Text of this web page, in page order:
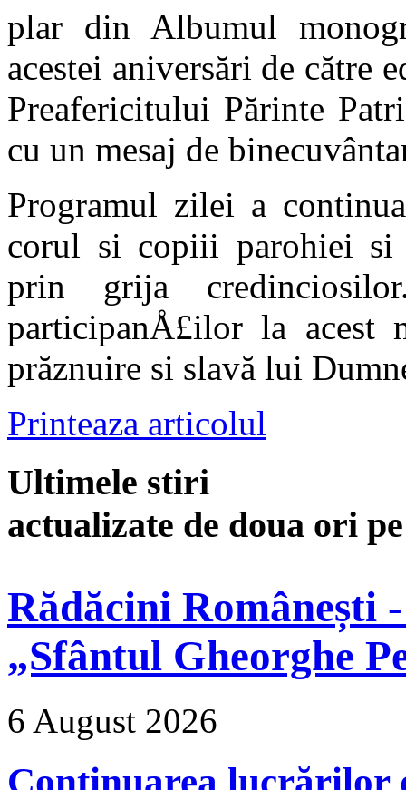
plar din Albumul
acestei aniversări de către
Preafericitului Părinte
cu un mesaj de
Programul zilei a
corul si copiii parohiei si
prin grija
participanÅ£ilor la acest
prăznuire si slavă lui
Printeaza articolul
Ultimele stiri
actualizate de doua ori
Rădăcini Românești
„Sfântul Gheorghe
6 August 2026
Continuarea lucrărilor